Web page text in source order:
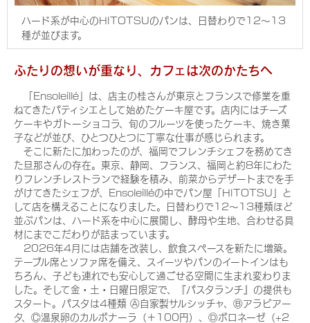
ハード系が中心のHITOTSUのパンは、日替わりで12～13
種が並びます。
ふたりの想いが重なり、カフェは次のかたちへ
「Ensoleillé」は、店主の桂さんが東京とフランスで修業を重
ねてきたパティシエとして始めたケーキ屋です。店内にはチーズ
ケーキやガトーショコラ、旬のフルーツを使ったケーキ、焼き菓
子などが並び、ひとつひとつに丁寧な仕事が感じられます。
そこに新たに加わったのが、福岡でフレンチシェフを務めてき
た旦那さんの存在。東京、静岡、フランス、福岡と約8年にわた
りフレンチレストランで経験を積み、前菜からデザートまでを手
がけてきたシェフが、Ensoleilléの中でパン屋「HITOTSU」と
して店を構えることになりました。日替わりで12～13種類ほど
並ぶパンは、ハード系を中心に展開し、酵母や生地、合わせる具
材にまでこだわりが詰まっています。
2026年4月には店舗を改装し、飲食スペースを新たに増築。
テーブル席とソファ席を備え、スイーツやパンのイートインはも
ちろん、子ども連れでも安心して過ごせる空間に生まれ変わりま
した。そして金・土・日曜日限定で、『パスタランチ』の提供も
スタート。パスタは4種類 Ⓐ自家製サルシッチャ、Ⓑアラビアー
タ、Ⓒ温泉卵のカルボナーラ（＋100円）、Ⓓボロネーゼ（+2